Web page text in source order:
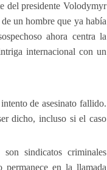
del presidente Volodymyr
un hombre que ya había
ahora centra la
internacional con un
de asesinato fallido.
dicho, incluso si el caso
sindicatos criminales
en la llamada